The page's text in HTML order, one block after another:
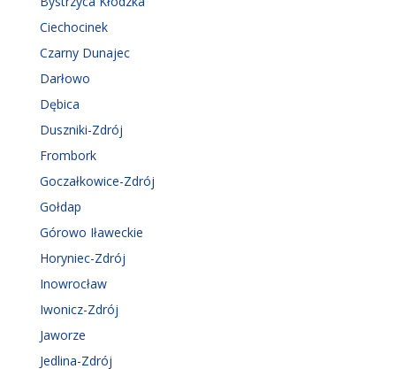
Ciechocinek
Czarny Dunajec
Darłowo
Dębica
Duszniki-Zdrój
Frombork
Goczałkowice-Zdrój
Gołdap
Górowo Iławeckie
Horyniec-Zdrój
Inowrocław
Iwonicz-Zdrój
Jaworze
Jedlina-Zdrój